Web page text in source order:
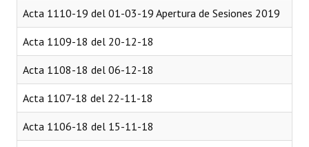
Acta 1110-19 del 01-03-19 Apertura de Sesiones 2019
Acta 1109-18 del 20-12-18
Acta 1108-18 del 06-12-18
Acta 1107-18 del 22-11-18
Acta 1106-18 del 15-11-18